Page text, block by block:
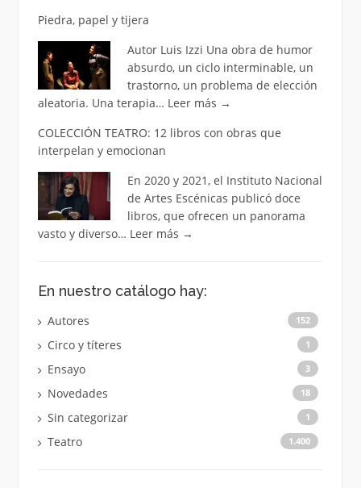
Piedra, papel y tijera
Autor Luis Izzi Una obra de humor
absurdo, un ciclo interminable, un
trastorno, un problema de elección
aleatoria. Una terapia… Leer más →
COLECCIÓN TEATRO: 12 libros con obras que
interpelan y emocionan
En 2020 y 2021, el Instituto Nacional
de Artes Escénicas publicó doce
libros, que ofrecen un panorama
vasto y diverso… Leer más →
En nuestro catálogo hay:
Autores 152
Circo y títeres 1
Ensayo 3
Novedades 18
Sin categorizar 1
Teatro 1.400